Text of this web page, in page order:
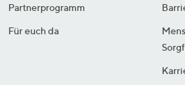
Partnerprogramm
Für euch da